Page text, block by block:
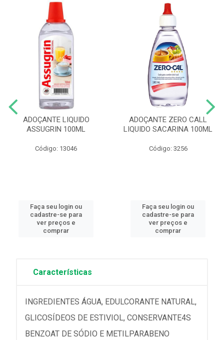
ADOÇANTE LIQUIDO
ASSUGRIN 100ML
Código: 13046
Faça seu login ou
cadastre-se para
ver preços e
comprar
ADOÇANTE ZERO CALL
LIQUIDO SACARINA 100ML
Código: 3256
Faça seu login ou
cadastre-se para
ver preços e
comprar
Características
INGREDIENTES ÁGUA, EDULCORANTE NATURAL,
GLICOSÍDEOS DE ESTIVIOL, CONSERVANTE4S
BENZOAT DE SÓDIO E METILPARABENO